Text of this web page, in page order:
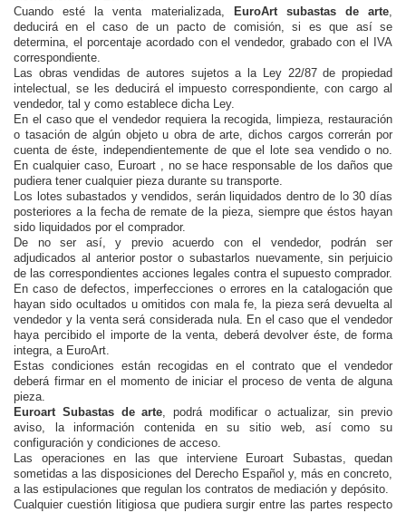
Cuando esté la venta materializada,
EuroArt subastas de arte
deducirá en el caso de un pacto de comisión, si es que así se
determina, el porcentaje acordado con el vendedor, grabado con el IVA
correspondiente.
Las obras vendidas de autores sujetos a la Ley 22/87 de propiedad
intelectual, se les deducirá el impuesto correspondiente, con cargo al
vendedor, tal y como establece dicha Ley.
En el caso que el vendedor requiera la recogida, limpieza, restauración
o tasación de algún objeto u obra de arte, dichos cargos correrán por
cuenta de éste, independientemente de que el lote sea vendido o no.
En cualquier caso, Euroart , no se hace responsable de los daños que
pudiera tener cualquier pieza durante su transporte.
Los lotes subastados y vendidos, serán liquidados dentro de lo 30 días
posteriores a la fecha de remate de la pieza, siempre que éstos hayan
sido liquidados por el comprador.
De no ser así, y previo acuerdo con el vendedor, podrán ser
adjudicados al anterior postor o subastarlos nuevamente, sin perjuicio
de las correspondientes acciones legales contra el supuesto comprador.
En caso de defectos, imperfecciones o errores en la catalogación que
hayan sido ocultados u omitidos con mala fe, la pieza será devuelta al
vendedor y la venta será considerada nula. En el caso que el vendedor
haya percibido el importe de la venta, deberá devolver éste, de forma
integra, a EuroArt.
Estas condiciones están recogidas en el contrato que el vendedor
deberá firmar en el momento de iniciar el proceso de venta de alguna
pieza.
Euroart Subastas de arte , podrá modificar o actualizar, sin previo
aviso, la información contenida en su sitio web, así como su
configuración y condiciones de acceso.
Las operaciones en las que interviene Euroart Subastas, quedan
sometidas a las disposiciones del Derecho Español y, más en concreto,
a las estipulaciones que regulan los contratos de mediación y depósito.
Cualquier cuestión litigiosa que pudiera surgir entre las partes respecto